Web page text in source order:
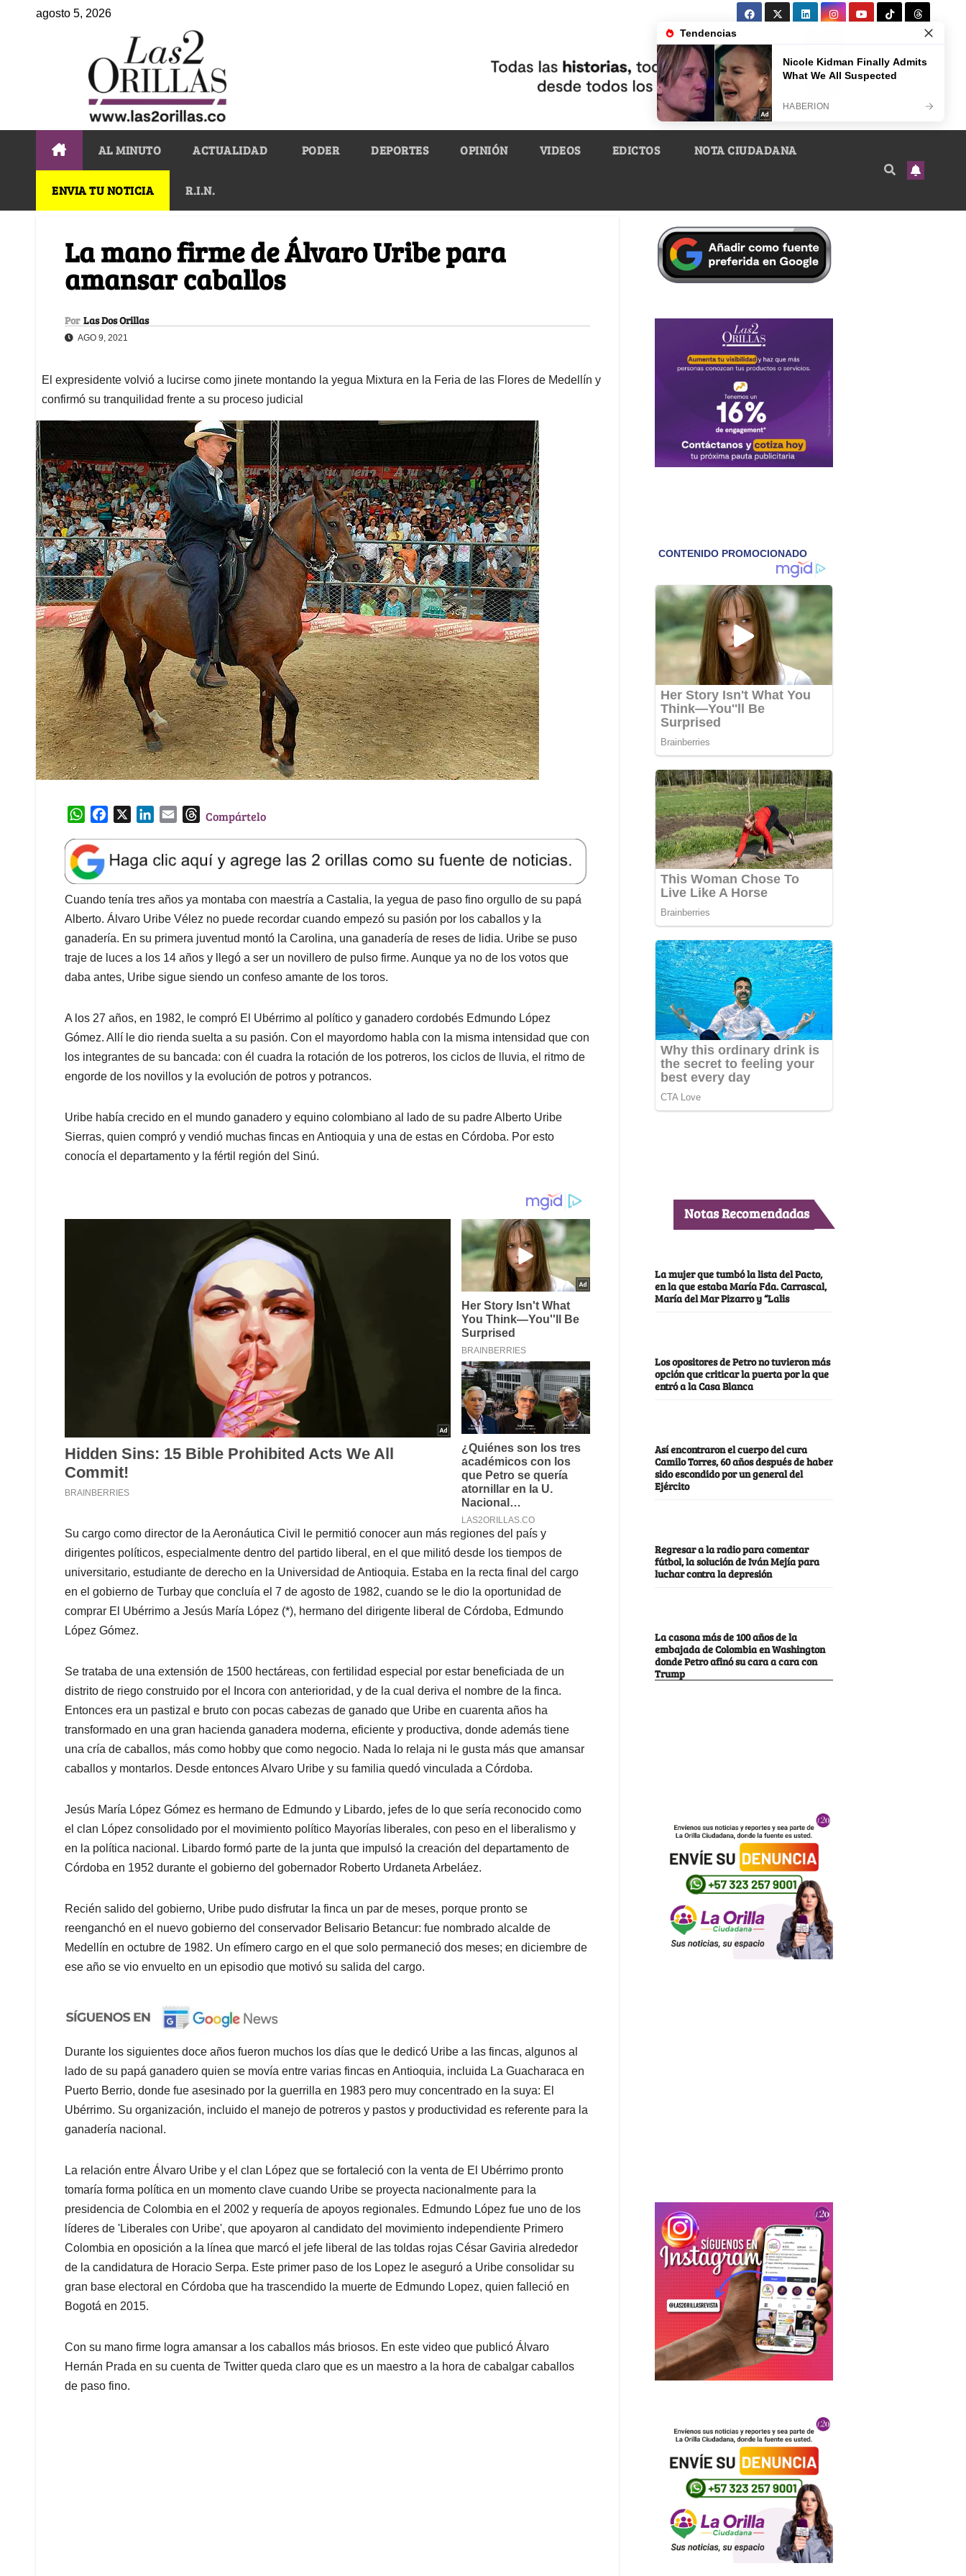
agosto 5, 2026
AL MINUTO ACTUALIDAD PODER DEPORTES OPINIÓN VIDEOS EDICTOS NOTA CIUDADANA
ENVIA TU NOTICIA R.I.N.
La mano firme de Álvaro Uribe para
amansar caballos
Por Las Dos Orillas
AGO 9, 2021
El expresidente volvió a lucirse como jinete montando la yegua Mixtura en la Feria de las Flores de Medellín y
confirmó su tranquilidad frente a su proceso judicial
W
a
t
s
A
p
p
e
b
o
o
k
k
e
d
I
n
l
T
e
a
d
s
Compártelo
Cuando tenía tres años ya montaba con maestría a Castalia, la yegua de paso fino orgullo de su papá
Alberto. Álvaro Uribe Vélez no puede recordar cuando empezó su pasión por los caballos y la
ganadería. En su primera juventud montó la Carolina, una ganadería de reses de lidia. Uribe se puso
traje de luces a los 14 años y llegó a ser un novillero de pulso firme. Aunque ya no de los votos que
daba antes, Uribe sigue siendo un confeso amante de los toros.
A los 27 años, en 1982, le compró El Ubérrimo al político y ganadero cordobés Edmundo López
Gómez. Allí le dio rienda suelta a su pasión. Con el mayordomo habla con la misma intensidad que con
los integrantes de su bancada: con él cuadra la rotación de los potreros, los ciclos de lluvia, el ritmo de
engorde de los novillos y la evolución de potros y potrancos.
Uribe había crecido en el mundo ganadero y equino colombiano al lado de su padre Alberto Uribe
Sierras, quien compró y vendió muchas fincas en Antioquia y una de estas en Córdoba. Por esto
conocía el departamento y la fértil región del Sinú.
Su cargo como director de la Aeronáutica Civil le permitió conocer aun más regiones del país y
dirigentes políticos, especialmente dentro del partido liberal, en el que militó desde los tiempos de
universitario, estudiante de derecho en la Universidad de Antioquia. Estaba en la recta final del cargo
en el gobierno de Turbay que concluía el 7 de agosto de 1982, cuando se le dio la oportunidad de
comprar El Ubérrimo a Jesús María López (*), hermano del dirigente liberal de Córdoba, Edmundo
López Gómez.
Se trataba de una extensión de 1500 hectáreas, con fertilidad especial por estar beneficiada de un
distrito de riego construido por el Incora con anterioridad, y de la cual deriva el nombre de la finca.
Entonces era un pastizal e bruto con pocas cabezas de ganado que Uribe en cuarenta años ha
transformado en una gran hacienda ganadera moderna, eficiente y productiva, donde además tiene
una cría de caballos, más como hobby que como negocio. Nada lo relaja ni le gusta más que amansar
caballos y montarlos. Desde entonces Alvaro Uribe y su familia quedó vinculada a Córdoba.
Jesús María López Gómez es hermano de Edmundo y Libardo, jefes de lo que sería reconocido como
el clan López consolidado por el movimiento político Mayorías liberales, con peso en el liberalismo y
en la política nacional. Libardo formó parte de la junta que impulsó la creación del departamento de
Córdoba en 1952 durante el gobierno del gobernador Roberto Urdaneta Arbeláez.
Recién salido del gobierno, Uribe pudo disfrutar la finca un par de meses, porque pronto se
reenganchó en el nuevo gobierno del conservador Belisario Betancur: fue nombrado alcalde de
Medellín en octubre de 1982. Un efímero cargo en el que solo permaneció dos meses; en diciembre de
ese año se vio envuelto en un episodio que motivó su salida del cargo.
Durante los siguientes doce años fueron muchos los días que le dedicó Uribe a las fincas, algunos al
lado de su papá ganadero quien se movía entre varias fincas en Antioquia, incluida La Guacharaca en
Puerto Berrio, donde fue asesinado por la guerrilla en 1983 pero muy concentrado en la suya: El
Ubérrimo. Su organización, incluido el manejo de potreros y pastos y productividad es referente para la
ganadería nacional.
La relación entre Álvaro Uribe y el clan López que se fortaleció con la venta de El Ubérrimo pronto
tomaría forma política en un momento clave cuando Uribe se proyecta nacionalmente para la
presidencia de Colombia en el 2002 y requería de apoyos regionales. Edmundo López fue uno de los
líderes de 'Liberales con Uribe', que apoyaron al candidato del movimiento independiente Primero
Colombia en oposición a la línea que marcó el jefe liberal de las toldas rojas César Gaviria alrededor
de la candidatura de Horacio Serpa. Este primer paso de los Lopez le aseguró a Uribe consolidar su
gran base electoral en Córdoba que ha trascendido la muerte de Edmundo Lopez, quien falleció en
Bogotá en 2015.
Con su mano firme logra amansar a los caballos más briosos. En este video que publicó Álvaro
Hernán Prada en su cuenta de Twitter queda claro que es un maestro a la hora de cabalgar caballos
de paso fino.
Notas Recomendadas
La mujer que tumbó la lista del Pacto,
en la que estaba María Fda. Carrascal,
María del Mar Pizarro y “Lalis
Los opositores de Petro no tuvieron más
opción que criticar la puerta por la que
entró a la Casa Blanca
Así encontraron el cuerpo del cura
Camilo Torres, 60 años después de haber
sido escondido por un general del
Ejército
Regresar a la radio para comentar
fútbol, la solución de Iván Mejía para
luchar contra la depresión
La casona más de 100 años de la
embajada de Colombia en Washington
donde Petro afinó su cara a cara con
Trump